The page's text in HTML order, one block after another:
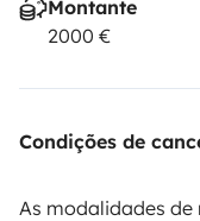
Montante
2000 €
Condições de
As modalidades